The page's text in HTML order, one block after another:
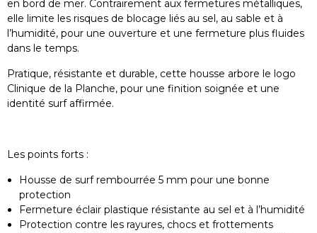
en bord de mer. Contrairement aux fermetures métalliques,
elle limite les risques de blocage liés au sel, au sable et à
l’humidité, pour une ouverture et une fermeture plus fluides
dans le temps.
Pratique, résistante et durable, cette housse arbore le logo
Clinique de la Planche, pour une finition soignée et une
identité surf affirmée.
Les points forts :
Housse de surf rembourrée 5 mm pour une bonne
protection
Fermeture éclair plastique résistante au sel et à l’humidité
Protection contre les rayures, chocs et frottements